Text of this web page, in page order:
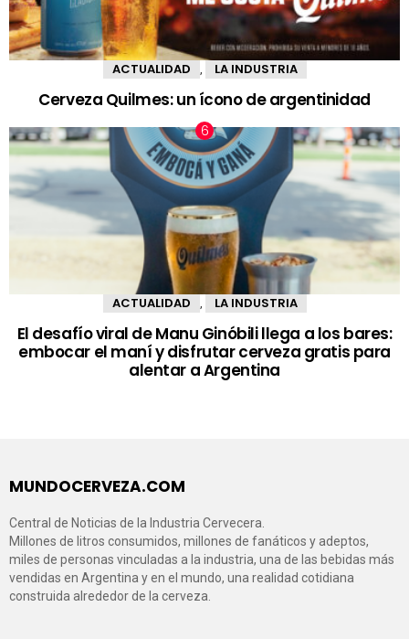
ACTUALIDAD LA INDUSTRIA
Cerveza Quilmes: un ícono de argentinidad
ACTUALIDAD LA INDUSTRIA
El desafío viral de Manu Ginóbili llega a los bares:
embocar el maní y disfrutar cerveza gratis para
alentar a Argentina
MUNDOCERVEZA.COM
Central de Noticias de la Industria Cervecera.
Millones de litros consumidos, millones de fanáticos y adeptos,
miles de personas vinculadas a la industria, una de las bebidas más
vendidas en Argentina y en el mundo, una realidad cotidiana
construida alrededor de la cerveza.